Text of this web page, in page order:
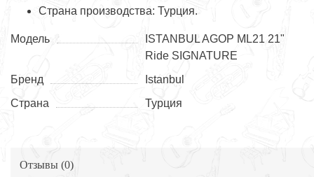
Страна производства: Турция.
Модель
ISTANBUL AGOP ML21 21"
Ride SIGNATURE
Бренд
Istanbul
Страна
Турция
Отзывы (0)